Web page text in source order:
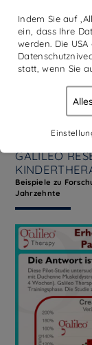
Einen sehr
Sheets. Hier
GALILEO
Beispiele zu
Jahrzehnte
Indem Sie auf
ein, dass Ihre
werden. Die
statt, wenn Sie